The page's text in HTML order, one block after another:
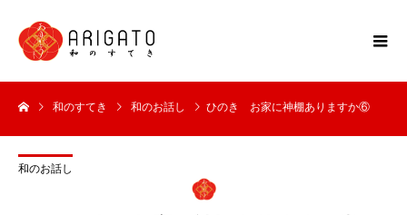
和のすてき 和のお話し ひのき お家に神棚ありますか⑥
和のお話し